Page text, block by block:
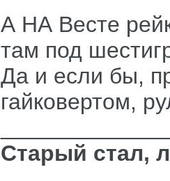
А НА Весте
там под
Да и если бы,
гайковертом,
Старый стал,